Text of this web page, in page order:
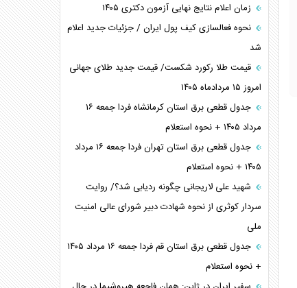
زمان اعلام نتایج نهایی آزمون دکتری ۱۴۰۵
نحوه فعالسازی کیف پول ایران / جزئیات جدید اعلام
شد
قیمت طلا رکورد شکست/ قیمت جدید طلای جهانی
امروز ۱۵ مردادماه ۱۴۰۵
جدول قطعی برق استان کرمانشاه فردا جمعه ۱۶
مرداد ۱۴۰۵ + نحوه استعلام
جدول قطعی برق استان تهران فردا جمعه ۱۶ مرداد
۱۴۰۵ + نحوه استعلام
شهید علی لاریجانی چگونه ردیابی شد؟/ روایت
سردار کوثری از نحوه شهادت دبیر شورای عالی امنیت
ملی
جدول قطعی برق استان قم فردا جمعه ۱۶ مرداد ۱۴۰۵
+ نحوه استعلام